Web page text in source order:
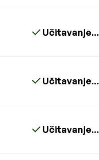
Učitavanje...
Učitavanje...
Učitavanje...